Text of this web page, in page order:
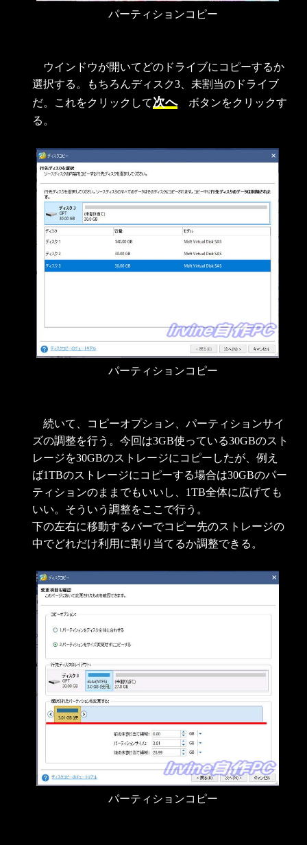
パーティションコピー
ウインドウが開いてどのドライブにコピーするか
選択する。もちろんディスク3、未割当のドライブ
だ。これをクリックして次へボタンをクリックす
る。
パーティションコピー
続いて、コピーオプション、パーティションサイ
ズの調整を行う。今回は3GB使っている30GBのスト
レージを30GBのストレージにコピーしたが、例え
ば1TBのストレージにコピーする場合は30GBのパー
ティションのままでもいいし、1TB全体に広げても
いい。そういう調整をここで行う。
下の左右に移動するバーでコピー先のストレージの
中でどれだけ利用に割り当てるか調整できる。
パーティションコピー